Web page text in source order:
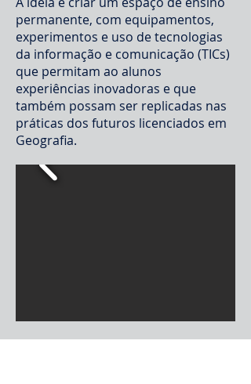
permanente, com equipamentos,
experimentos e uso de tecnologias
da informação e comunicação (TICs)
que permitam ao alunos
experiências inovadoras e que
também possam ser replicadas nas
práticas dos futuros licenciados em
Geografia.